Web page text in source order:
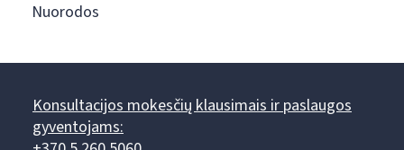
Nuorodos
Konsultacijos mokesčių klausimais ir paslaugos
gyventojams: